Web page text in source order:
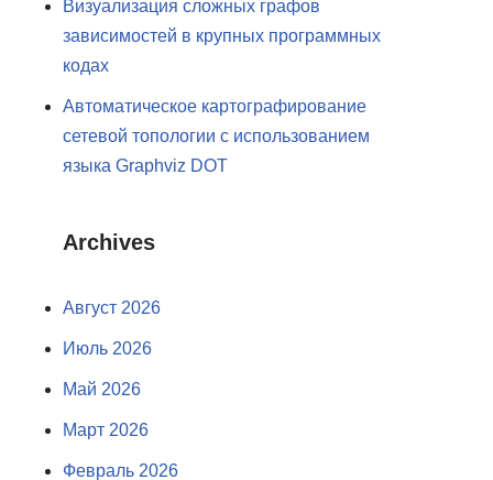
Визуализация сложных графов
зависимостей в крупных программных
кодах
Автоматическое картографирование
сетевой топологии с использованием
языка Graphviz DOT
Archives
Август 2026
Июль 2026
Май 2026
Март 2026
Февраль 2026